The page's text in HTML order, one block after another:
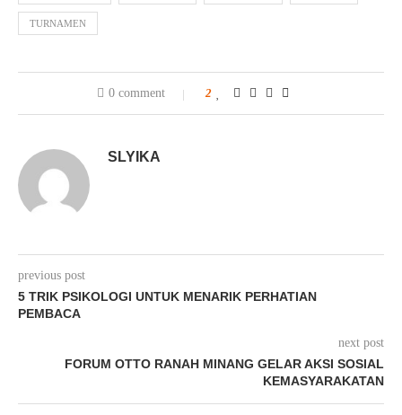
TURNAMEN
0 comment 2
SLYIKA
previous post
5 TRIK PSIKOLOGI UNTUK MENARIK PERHATIAN
PEMBACA
next post
FORUM OTTO RANAH MINANG GELAR AKSI SOSIAL
KEMASYARAKATAN